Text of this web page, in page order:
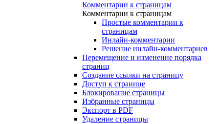
Комментарии к страницам
Комментарии к страницам
Простые комментарии к
страницам
Инлайн-комментарии
Решение инлайн-комментариев
Перемещение и изменение порядка
страниц
Создание ссылки на страницу
Доступ к странице
Блокирование страницы
Избранные страницы
Экспорт в PDF
Удаление страницы